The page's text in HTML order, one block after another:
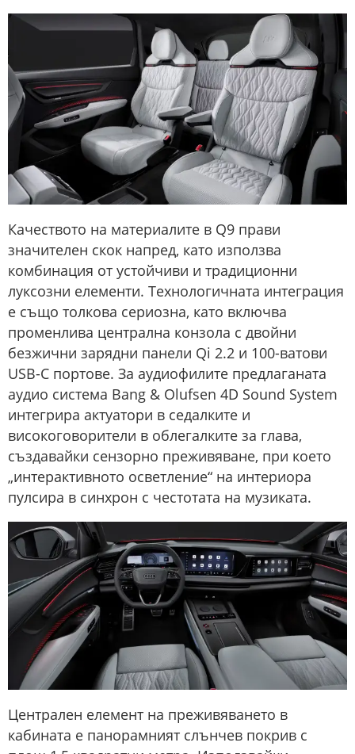
Качеството на материалите в Q9 прави
значителен скок напред, като използва
комбинация от устойчиви и традиционни
луксозни елементи. Технологичната интеграция
е също толкова сериозна, като включва
променлива централна конзола с двойни
безжични зарядни панели Qi 2.2 и 100-ватови
USB-C портове. За аудиофилите предлаганата
аудио система Bang & Olufsen 4D Sound System
интегрира актуатори в седалките и
високоговорители в облегалките за глава,
създавайки сензорно преживяване, при което
„интерактивното осветление“ на интериора
пулсира в синхрон с честотата на музиката.
Централен елемент на преживяването в
кабината е панорамният слънчев покрив с